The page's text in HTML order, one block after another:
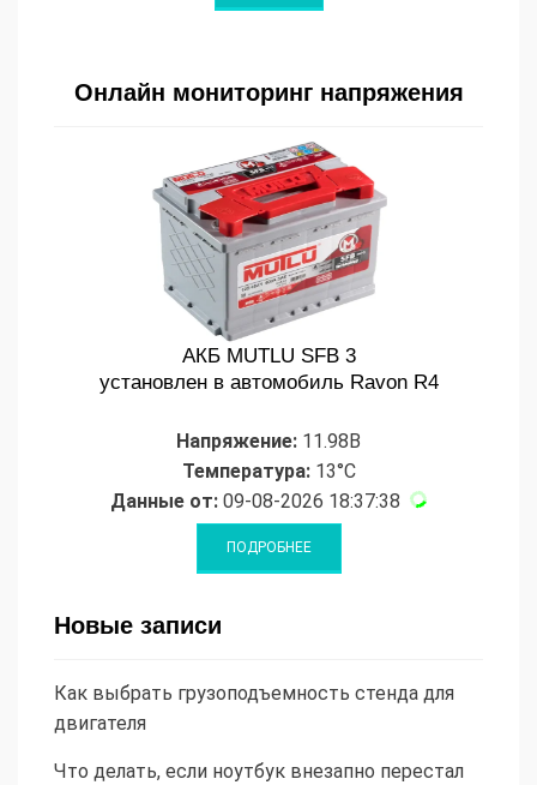
Онлайн мониторинг напряжения
АКБ MUTLU SFB 3
установлен в автомобиль Ravon R4
Напряжение: 11.98В
Температура:13°C
Данные от: 09-08-2026 18:37:38
Новые записи
Как выбрать грузоподъемность стенда для
двигателя
Что делать, если ноутбук внезапно перестал